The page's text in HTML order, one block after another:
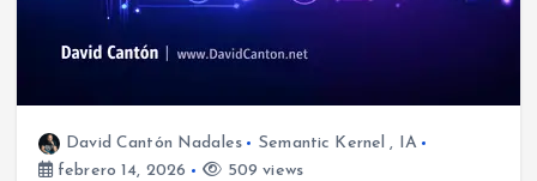
David Cantón Nadales Semantic Kernel ,
IA
febrero 14, 2026
509 views